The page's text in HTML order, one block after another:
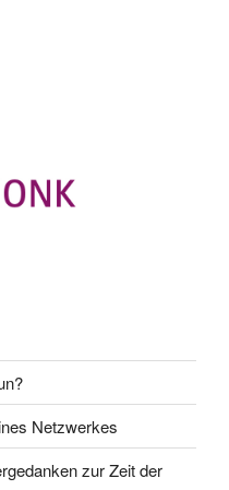
Netzwerkes
zur Zeit der